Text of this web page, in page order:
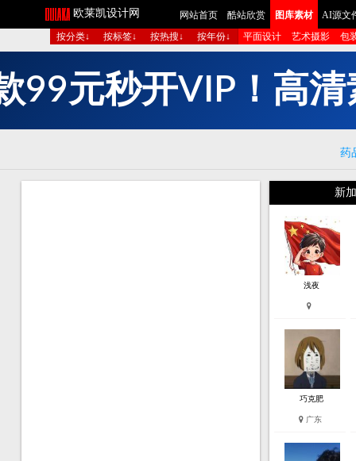
欧莱凯设计网 网站首页 酷站欣赏 图库素材
AI源文
按分类↓
按标签↓ 按热搜↓ 按年份↓ 平面设计 艺术摄影 包
99元秒开V P ！ 高清
药
新
浅夜
巧克肥
广东